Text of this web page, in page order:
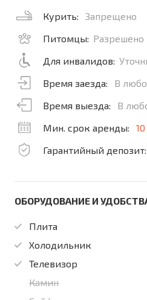
Курить:
Запрещено
Питомцы: Разрешено
Для инвалидов:
Время заезда:
В
Время выезда:
В
Мин. срок аренды:
Гарантийный депозит:
ОБОРУДОВАНИЕ И
Плита
Холодильник
Телевизор
Камин